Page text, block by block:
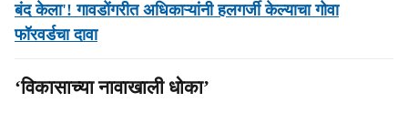
बंद केला'! गावडोंगरीत अधिकाऱ्यांनी हलगर्जी केल्‍याचा गोवा
फॉरवर्डचा दावा
‘विकासाच्या नावाखाली धोका’